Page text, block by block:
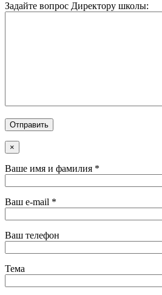
Задайте вопрос Директору школы:
×
Ваше имя и фамилия *
Ваш e-mail *
Ваш телефон
Тема